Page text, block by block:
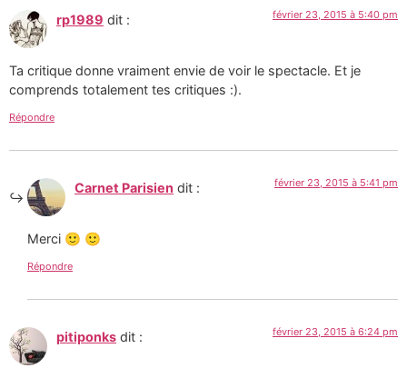
rp1989 dit : février 23, 2015 à 5:40 pm
Ta critique donne vraiment envie de voir le spectacle. Et je
comprends totalement tes critiques :).
Répondre
Carnet Parisien dit : février 23, 2015 à 5:41 pm
Merci 🙂 🙂
Répondre
pitiponks dit : février 23, 2015 à 6:24 pm